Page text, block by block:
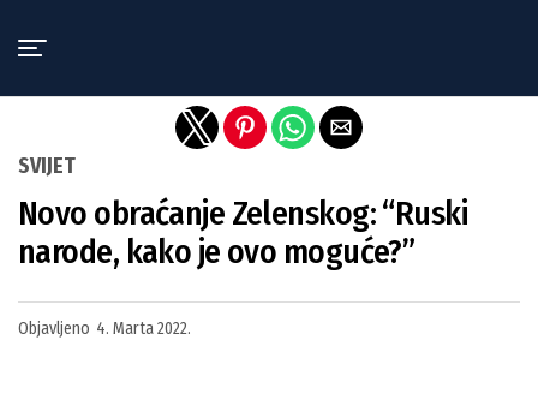
SVIJET
Novo obraćanje Zelenskog: “Ruski
narode, kako je ovo moguće?”
Objavljeno 4. Marta 2022.